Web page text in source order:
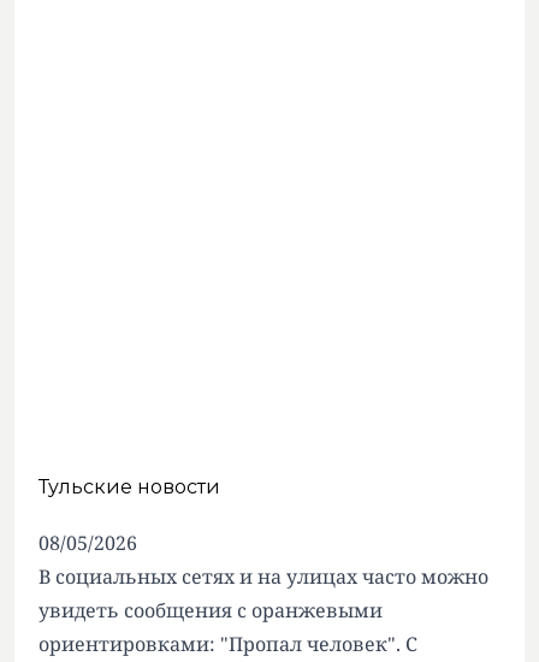
Тульские новости
08/05/2026
В социальных сетях и на улицах часто можно
увидеть сообщения с оранжевыми
ориентировками: "Пропал человек". С